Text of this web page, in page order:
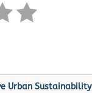
Urban Sustainability